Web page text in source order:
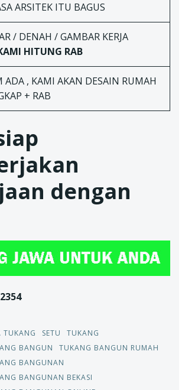
ARSITEK ITU BAGUS
/ DENAH / GAMBAR KERJA
HITUNG RAB
ADA , KAMI AKAN DESAIN RUMAH
+ RAB
dengan
TUKANG SETU
TUKANG
BANGUN
TUKANG BANGUN RUMAH
BANGUNAN
BANGUNAN BEKASI